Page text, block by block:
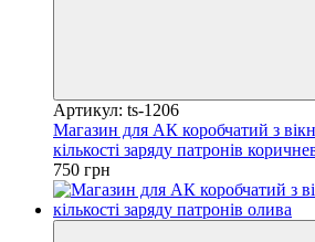
Артикул: ts-1206
Магазин для АК коробчатий з
кількості заряду патронів
750 грн